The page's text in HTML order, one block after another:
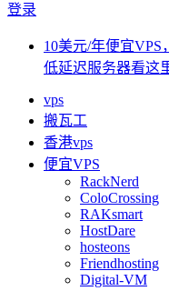
登录
10美元/年便宜VPS
低延迟服务器看这
vps
搬瓦工
香港vps
便宜VPS
RackNerd
ColoCrossing
RAKsmart
HostDare
hosteons
Friendhosting
Digital-VM